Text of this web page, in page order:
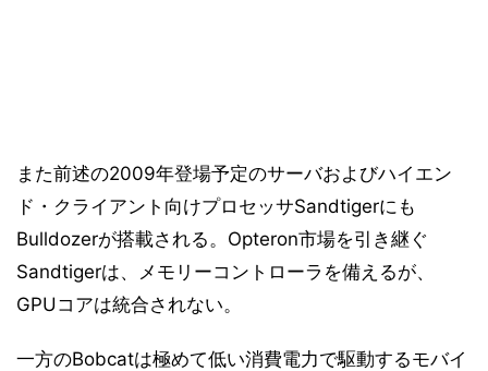
また前述の2009年登場予定のサーバおよびハイエン
ド・クライアント向けプロセッサSandtigerにも
Bulldozerが搭載される。Opteron市場を引き継ぐ
Sandtigerは、メモリーコントローラを備えるが、
GPUコアは統合されない。
一方のBobcatは極めて低い消費電力で駆動するモバイ